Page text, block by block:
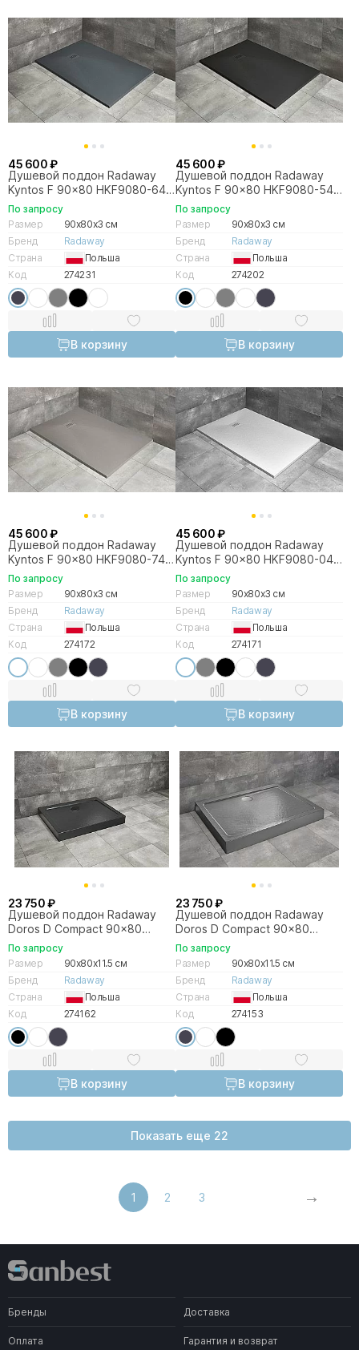
45 600 ₽
Душевой поддон Radaway
Kyntos F 90x80 HKF9080-64
антрацит
По запросу
Размер
90x80x3 см
Бренд
Radaway
Страна
Польша
Код
274231
В корзину
45 600 ₽
Душевой поддон Radaway
Kyntos F 90x80 HKF9080-54
черный
По запросу
Размер
90x80x3 см
Бренд
Radaway
Страна
Польша
Код
274202
В корзину
45 600 ₽
Душевой поддон Radaway
Kyntos F 90x80 HKF9080-74
цемент
По запросу
Размер
90x80x3 см
Бренд
Radaway
Страна
Польша
Код
274172
В корзину
45 600 ₽
Душевой поддон Radaway
Kyntos F 90x80 HKF9080-04
белый
По запросу
Размер
90x80x3 см
Бренд
Radaway
Страна
Польша
Код
274171
В корзину
23 750 ₽
Душевой поддон Radaway
Doros D Compact 90x80
SDRD9080-05-54S черный
По запросу
Размер
90x80x11.5 см
Бренд
Radaway
Страна
Польша
Код
274162
В корзину
23 750 ₽
Душевой поддон Radaway
Doros D Compact 90x80
SDRD9080-05-64S антрацит
По запросу
Размер
90x80x11.5 см
Бренд
Radaway
Страна
Польша
Код
274153
В корзину
Показать еще 22
1 2 3
Бренды Доставка
Оплата Гарантия и возврат